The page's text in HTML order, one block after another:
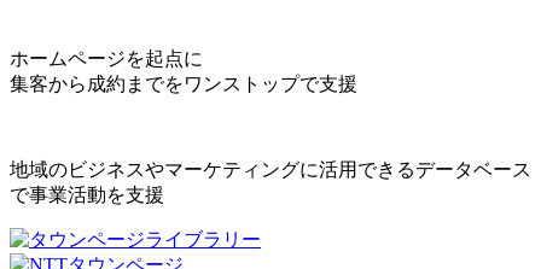
ホームページを起点に
集客から成約までをワンストップで支援
地域のビジネスやマーケティングに活用できるデータベース
で事業活動を支援